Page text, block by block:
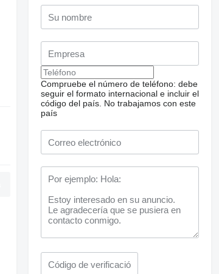
Compruebe el número de teléfono: debe
seguir el formato internacional e incluir el
código del país. No trabajamos con este
país